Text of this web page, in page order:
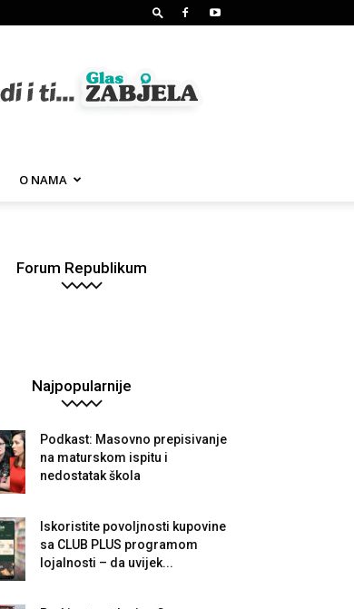
O NAMA
Forum Republikum
Najpopularnije
Podkast: Masovno prepisivanje
na maturskom ispitu i
nedostatak škola
Iskoristite povoljnosti kupovine
sa CLUB PLUS programom
lojalnosti – da uvijek...